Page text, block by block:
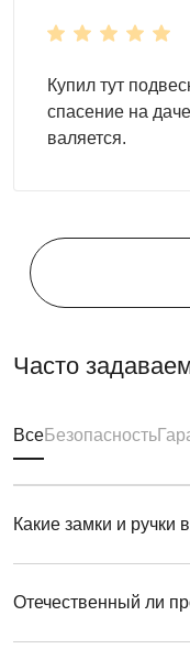
Купил тут
спасение на
валяется.
Часто
ВсеБезопасность
Какие замки и ручки
Отечественный ли